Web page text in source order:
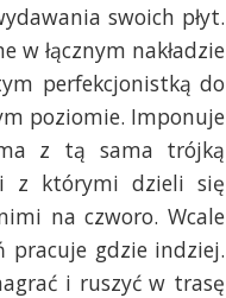
swoich płyt.
w łącznym nakładzie
perfekcjonistką do
poziomie. Imponuje
z tą sama trójką
z którymi dzieli się
na czworo. Wcale
pracuje gdzie indziej.
i ruszyć w trasę